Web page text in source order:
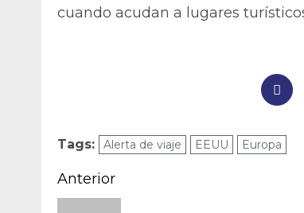
cuando acudan a lugares
Tags: Alerta de viaje EEUU Europa
Navegación
Anterior